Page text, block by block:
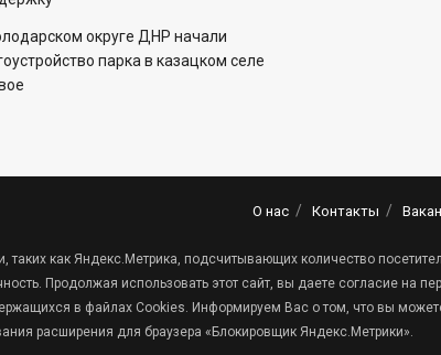
округе ДНР начали
парка в казацком селе
О нас Контакты
как Яндекс.Метрика, подсчитывающих количество
Продолжая использовать этот сайт, вы даете согласие на
в файлах Cookies. Информируем Вас о том, что вы
расширения для браузера «Блокировщик Яндекс.Метрики».